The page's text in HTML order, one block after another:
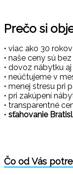
Prečo si
• viac ako 30
• naše ceny sú
• dovoz nábytku
• neúčtujeme v
• menej stresu pri
• pri zakúpení
• transparentné
• sťahovanie
Čo od Vás